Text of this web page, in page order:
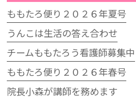
ももたろ便り２０２６年夏号
うんこは生活の答え合わせ
チームももたろう看護師募集中
ももたろ便り２０２６年春号
院長小森が講師を務めます